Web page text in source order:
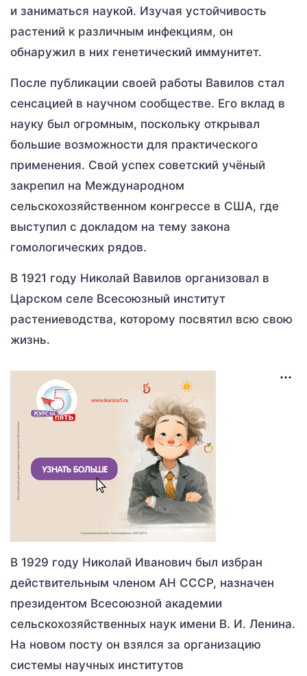
и заниматься наукой. Изучая устойчивость
растений к различным инфекциям, он
обнаружил в них генетический иммунитет.
После публикации своей работы Вавилов стал
сенсацией в научном сообществе. Его вклад в
науку был огромным, поскольку открывал
большие возможности для практического
применения. Свой успех советский учёный
закрепил на Международном
сельскохозяйственном конгрессе в США, где
выступил с докладом на тему закона
гомологических рядов.
В 1921 году Николай Вавилов организовал в
Царском селе Всесоюзный институт
растениеводства, которому посвятил всю свою
жизнь.
В 1929 году Николай Иванович был избран
действительным членом АН СССР, назначен
президентом Всесоюзной академии
сельскохозяйственных наук имени В. И. Ленина.
На новом посту он взялся за организацию
системы научных институтов